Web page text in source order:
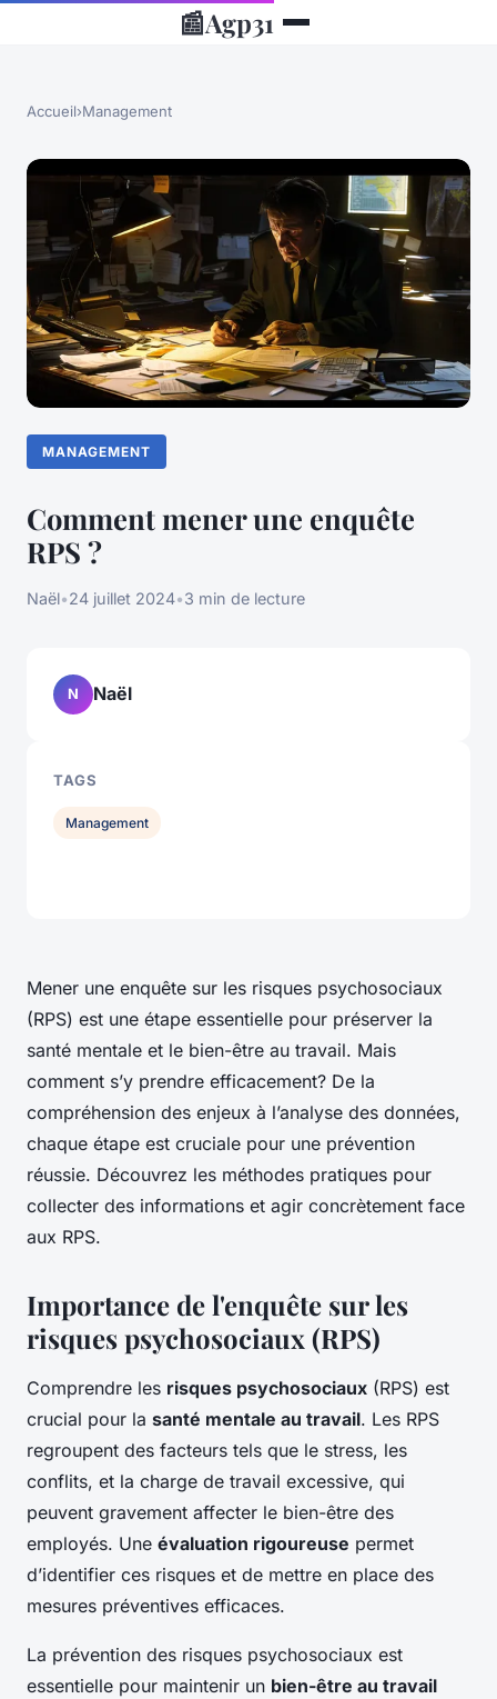
📰Agp31
Accueil›Management
MANAGEMENT
Comment mener une enquête
RPS ?
Naël•24 juillet 2024•3 min de lecture
Mener une enquête sur les risques psychosociaux
(RPS) est une étape essentielle pour préserver la
santé mentale et le bien-être au travail. Mais
comment s’y prendre efficacement? De la
compréhension des enjeux à l’analyse des données,
chaque étape est cruciale pour une prévention
réussie. Découvrez les méthodes pratiques pour
collecter des informations et agir concrètement face
aux RPS.
Importance de l'enquête sur les
risques psychosociaux (RPS)
Comprendre les risques psychosociaux (RPS) est
crucial pour la santé mentale au travail. Les RPS
regroupent des facteurs tels que le stress, les
conflits, et la charge de travail excessive, qui
peuvent gravement affecter le bien-être des
employés. Une évaluation rigoureuse permet
d’identifier ces risques et de mettre en place des
mesures préventives efficaces.
La prévention des risques psychosociaux est
essentielle pour maintenir un bien-être au travail
N Naël
TAGS
Management